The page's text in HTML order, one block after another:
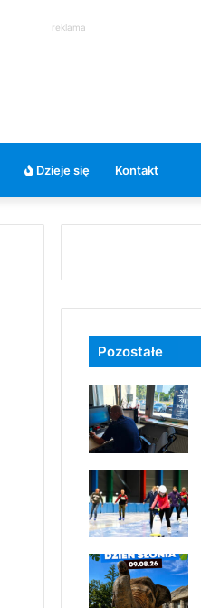
reklama
Dzieje się Kontakt
Pozostałe